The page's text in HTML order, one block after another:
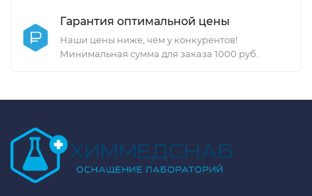
Гарантия оптимальной цены
Наши цены ниже, чем у конкурентов!
Минимальная сумма для заказа 1000 руб.